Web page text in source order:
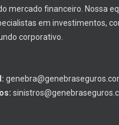
mercado financeiro. Nossa
em investimentos,
corporativo.